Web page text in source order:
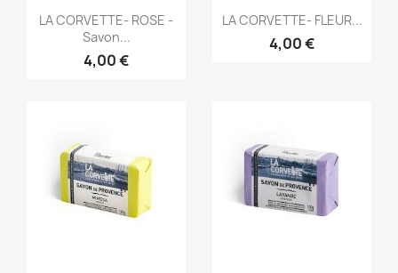
Aperçu rapide
LA CORVETTE- ROSE -
Savon...
4,00 €
Aperçu rapide
LA CORVETTE- FLEUR...
4,00 €